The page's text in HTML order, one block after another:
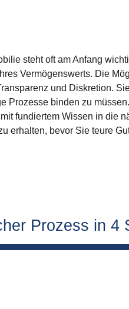
steht oft am Anfang
Vermögenswerts. Die
und Diskretion.
Prozesse binden zu
fundiertem Wissen in die
erhalten, bevor Sie teure
Prozess in 4